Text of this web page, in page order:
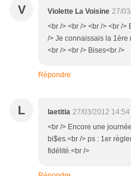
V Violette La Voisine 27/
<br /> <br /> <br /> <br /
/> Je connaissais la 1ère
<br /> <br /> Bises<br />
Répondre
L laetitia 27/03/2012 14:54
<br /> Encore une
bi$es.<br /> ps : 1er
fidélité.<br />